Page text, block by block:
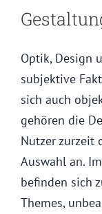
Optik, Design
subjektive
sich auch
gehören die
Nutzer zurzeit
Auswahl an.
befinden sich
Themes,